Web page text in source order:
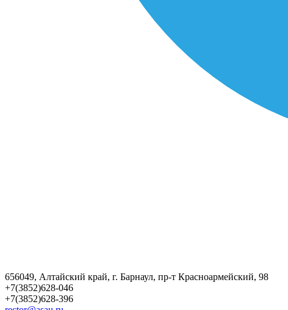
656049, Алтайский край, г. Барнаул, пр-т Красноармейский, 98
+7(3852)628-046
+7(3852)628-396